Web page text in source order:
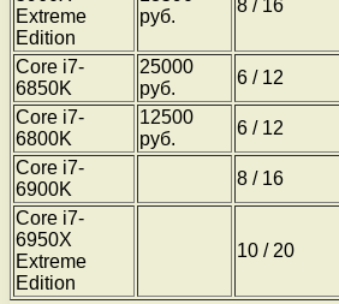
Extreme
Edition
руб.
8 / 16
Core i7-
6850K
25000
руб.
6 / 12
Core i7-
6800K
12500
руб.
6 / 12
Core i7-
6900K
8 / 16
Core i7-
6950X
Extreme
Edition
10 / 20